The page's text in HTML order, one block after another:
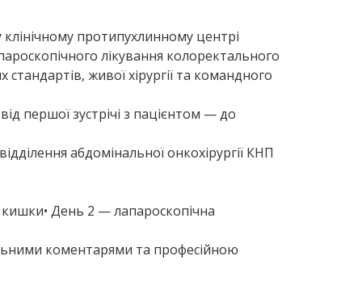
протипухлинному центрі
лікування колоректального
живої хірургії та командного
першої зустрічі з пацієнтом — до
абдомінальної онкохірургії КНП
День 2 — лапароскопічна
коментарями та професійною